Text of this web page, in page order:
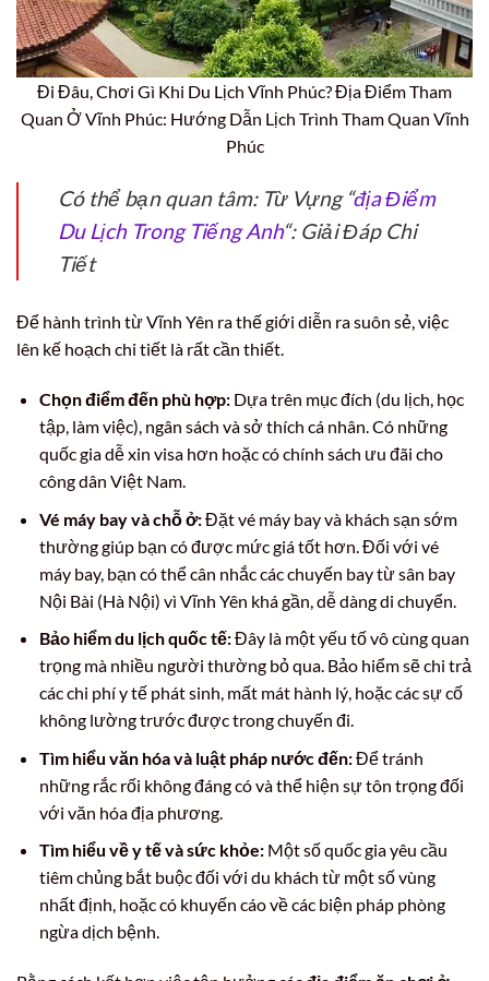
Đi Đâu, Chơi Gì Khi Du Lịch Vĩnh Phúc? Địa Điểm Tham
Quan Ở Vĩnh Phúc: Hướng Dẫn Lịch Trình Tham Quan Vĩnh
Phúc
Có thể bạn quan tâm: Từ Vựng “địa Điểm
Du Lịch Trong Tiếng Anh“: Giải Đáp Chi
Tiết
Để hành trình từ Vĩnh Yên ra thế giới diễn ra suôn sẻ, việc
lên kế hoạch chi tiết là rất cần thiết.
Chọn điểm đến phù hợp:Dựa trên mục đích (du lịch, học
tập, làm việc), ngân sách và sở thích cá nhân. Có những
quốc gia dễ xin visa hơn hoặc có chính sách ưu đãi cho
công dân Việt Nam.
Vé máy bay và chỗ ở:Đặt vé máy bay và khách sạn sớm
thường giúp bạn có được mức giá tốt hơn. Đối với vé
máy bay, bạn có thể cân nhắc các chuyến bay từ sân bay
Nội Bài (Hà Nội) vì Vĩnh Yên khá gần, dễ dàng di chuyển.
Bảo hiểm du lịch quốc tế:Đây là một yếu tố vô cùng quan
trọng mà nhiều người thường bỏ qua. Bảo hiểm sẽ chi trả
các chi phí y tế phát sinh, mất mát hành lý, hoặc các sự cố
không lường trước được trong chuyến đi.
Tìm hiểu văn hóa và luật pháp nước đến:Để tránh
những rắc rối không đáng có và thể hiện sự tôn trọng đối
với văn hóa địa phương.
Tìm hiểu về y tế và sức khỏe:Một số quốc gia yêu cầu
tiêm chủng bắt buộc đối với du khách từ một số vùng
nhất định, hoặc có khuyến cáo về các biện pháp phòng
ngừa dịch bệnh.